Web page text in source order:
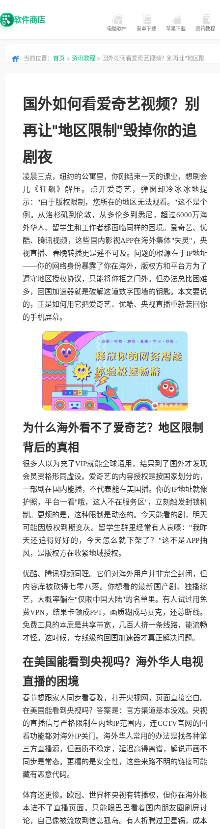
软件商店
电脑软件 安卓下载 苹果下载 资讯教程
当前位置： 首页 > 资讯教程 > 国外如何看爱奇艺视频？别再让"地区限
国外如何看爱奇艺视频？别
再让"地区限制"毁掉你的追
剧夜
凌晨三点，纽约的公寓里，你刚结束一天的课业，想刷会
儿《狂飙》解压。点开爱奇艺，弹窗却冷冰冰地提
示："由于版权限制，您所在的地区无法观看。"这不是个
例。从洛杉矶到伦敦，从多伦多到悉尼，超过6000万海
外华人、留学生和工作者都面临同样的困境。爱奇艺、优
酷、腾讯视频，这些国内影视APP在海外集体"失灵"，央
视直播、春晚转播更是遥不可及。问题的根源在于IP地址
——你的网络身份暴露了你在海外，版权方和平台方为了
遵守地区授权协议，只能将你拒之门外。但办法总比困难
多，回国加速器就是破解这道数字围墙的钥匙。本文要说
的，正是如何用它把爱奇艺、优酷、央视直播重新装回你
的手机屏幕。
为什么海外看不了爱奇艺？地区限制
背后的真相
很多人以为充了VIP就能全球通用，结果到了国外才发现
会员资格形同虚设。爱奇艺的内容授权是按国家划分的，
一部剧在国内能播，不代表能在美国播。你的IP地址就像
护照，平台一看"哦，这人不在服务区"，立刻触发封锁机
制。更烦的是，这种限制是动态的。今天能看的剧，明天
可能因版权到期变灰。留学生群里经常有人哀嚎："我昨
天还追得好好的，今天怎么就下架了？"这不是APP抽
风，是版权方在收紧地域授权。
优酷、腾讯视频同理。它们对海外用户并非完全封闭，但
内容库被砍得七零八落。你想看的最新国产剧、独播综
艺，大概率躺在"仅限中国大陆"的名单里。有人试过用免
费VPN，结果卡顿成PPT，画质糊成马赛克，还总断线。
免费工具的本质是共享带宽，几百人挤一条线路，能流畅
才怪。这时候，专线级的回国加速器才真正解决问题。
在美国能看到央视吗？海外华人电视
直播的困境
春节想跟家人同步看春晚，打开央视网，页面直接空白。
在美国能看到央视吗？答案是：官方渠道基本没戏。央视
的直播信号严格限制在内地IP范围内，连CCTV官网的回
看功能都对海外IP关门。海外华人常用的办法是找各种第
三方直播源，但画质不稳定，延迟高得离谱，解说声画不
同步是常态。更糟的是安全性，这些来路不明的链接可能
藏有恶意代码。
体育迷更惨。欧冠、世界杯央视有转播权，但你在海外根
本进不了直播页面。只能眼巴巴看着国内朋友圈刷屏讨
论，自己像被流放到信息孤岛。有人折腾过卫星锅，成本